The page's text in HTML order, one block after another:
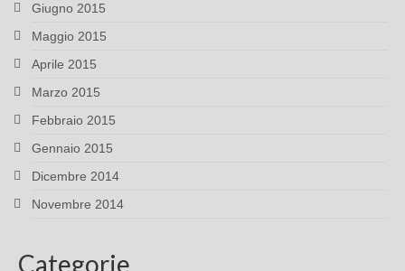
Giugno 2015
Maggio 2015
Aprile 2015
Marzo 2015
Febbraio 2015
Gennaio 2015
Dicembre 2014
Novembre 2014
Categorie